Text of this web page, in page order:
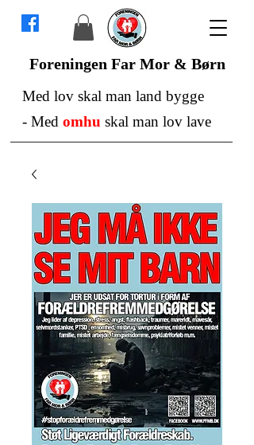
Foreningen Far Mor & Børn
Med lov skal man land bygge
- Med omhu skal man lov lave